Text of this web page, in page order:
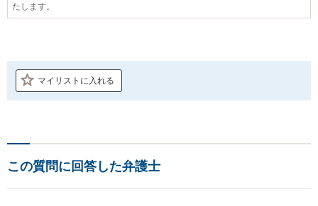
たします。
マイリストに入れる
この質問に回答した弁護士